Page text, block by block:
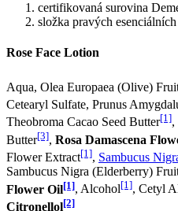
certifikovaná surovina
složka pravých
Rose Face Lotion
Aqua, Olea Europaea (Olive)
Cetearyl Sulfate, Prunus
Theobroma Cacao Seed Butter[1],
Butter[3], Rosa Damascena
Flower Extract[1], Sambucus
Sambucus Nigra (Elderberry)
Flower Oil[1], Alcohol[1], Cetyl
Citronellol[2]